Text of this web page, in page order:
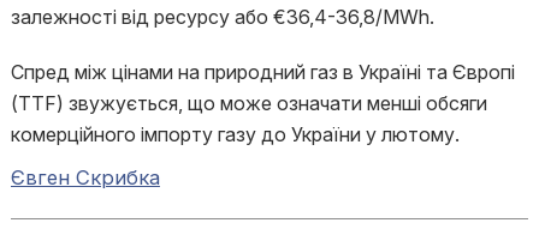
залежності від ресурсу або €36,4-36,8/MWh.
Спред між цінами на природний газ в Україні та Європі
(TTF) звужується, що може означати менші обсяги
комерційного імпорту газу до України у лютому.
Євген Скрибка